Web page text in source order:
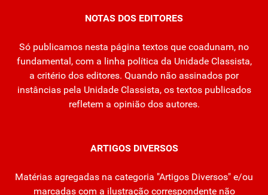
NOTAS DOS EDITORES
Só publicamos nesta página textos que coadunam, no
fundamental, com a linha política da Unidade Classista,
a critério dos editores. Quando não assinados por
instâncias pela Unidade Classista, os textos publicados
refletem a opinião dos autores.
ARTIGOS DIVERSOS
Matérias agregadas na categoria "Artigos Diversos" e/ou
marcadas com a ilustração correspondente não